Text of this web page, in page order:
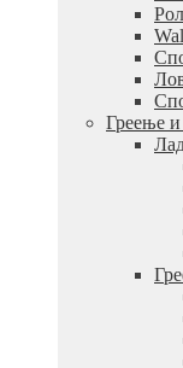
Греење